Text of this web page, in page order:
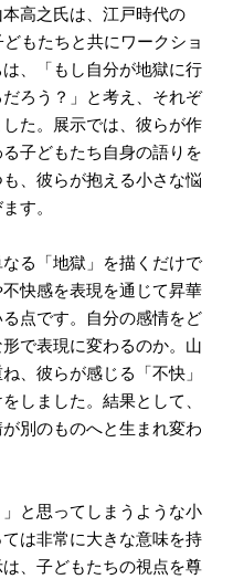
高之氏は、江戸時代の
もたちと共にワークショ
、「もし自分が地獄に行
ろう？」と考え、それぞ
た。展示では、彼らが作
子どもたち自身の語りを
、彼らが抱える小さな悩
す。
る「地獄」を描くだけで
快感を表現を通じて昇華
点です。自分の感情をど
で表現に変わるのか。山
、彼らが感じる「不快」
しました。結果として、
別のものへと生まれ変わ
と思ってしまうような小
は非常に大きな意味を持
、子どもたちの視点を尊